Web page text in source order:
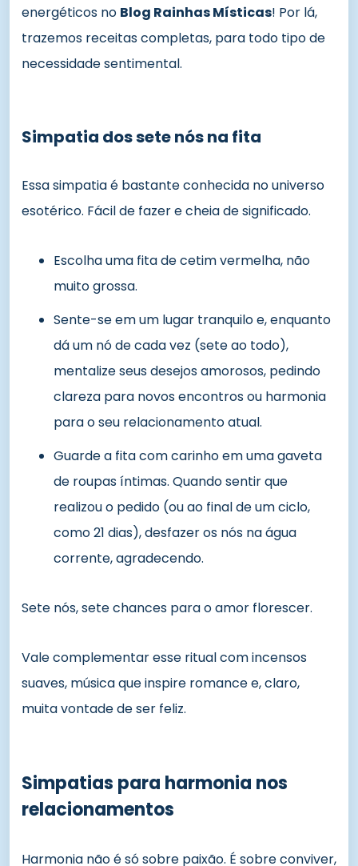
energéticos no Blog Rainhas Místicas! Por lá,
trazemos receitas completas, para todo tipo de
necessidade sentimental.
Simpatia dos sete nós na fita
Essa simpatia é bastante conhecida no universo
esotérico. Fácil de fazer e cheia de significado.
Escolha uma fita de cetim vermelha, não
muito grossa.
Sente-se em um lugar tranquilo e, enquanto
dá um nó de cada vez (sete ao todo),
mentalize seus desejos amorosos, pedindo
clareza para novos encontros ou harmonia
para o seu relacionamento atual.
Guarde a fita com carinho em uma gaveta
de roupas íntimas. Quando sentir que
realizou o pedido (ou ao final de um ciclo,
como 21 dias), desfazer os nós na água
corrente, agradecendo.
Sete nós, sete chances para o amor florescer.
Vale complementar esse ritual com incensos
suaves, música que inspire romance e, claro,
muita vontade de ser feliz.
Simpatias para harmonia nos
relacionamentos
Harmonia não é só sobre paixão. É sobre conviver,